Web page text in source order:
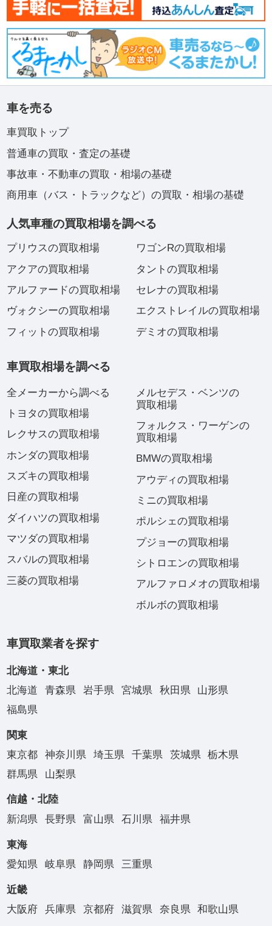
車を売る
車買取トップ
普通車の買取・査定の基礎
事故車・不動車の買取・相場の基礎
商用車（バス・トラックなど）の買取・相場の基礎
人気車種の買取相場を調べる
プリウスの買取相場
アクアの買取相場
アルファードの買取相場
ヴォクシーの買取相場
フィットの買取相場
ワゴンRの買取相場
タントの買取相場
セレナの買取相場
エクストレイルの買取相場
デミオの買取相場
車買取相場を調べる
全メーカーから調べる
トヨタの買取相場
レクサスの買取相場
ホンダの買取相場
スズキの買取相場
日産の買取相場
ダイハツの買取相場
マツダの買取相場
スバルの買取相場
三菱の買取相場
メルセデス・ベンツの
買取相場
フォルクス・ワーゲンの
買取相場
BMWの買取相場
アウディの買取相場
ミニの買取相場
ポルシェの買取相場
プジョーの買取相場
シトロエンの買取相場
アルファロメオの買取相場
ボルボの買取相場
車買取業者を探す
北海道・東北
北海道
青森県 岩手県 宮城県 秋田県
山形県
福島県
関東
東京都
神奈川県 埼玉県 千葉県 茨城県
栃木県
群馬県
山梨県
信越・北陸
新潟県
長野県 富山県 石川県 福井県
東海
愛知県
岐阜県 静岡県 三重県
近畿
大阪府
兵庫県 京都府 滋賀県 奈良県 和歌山県